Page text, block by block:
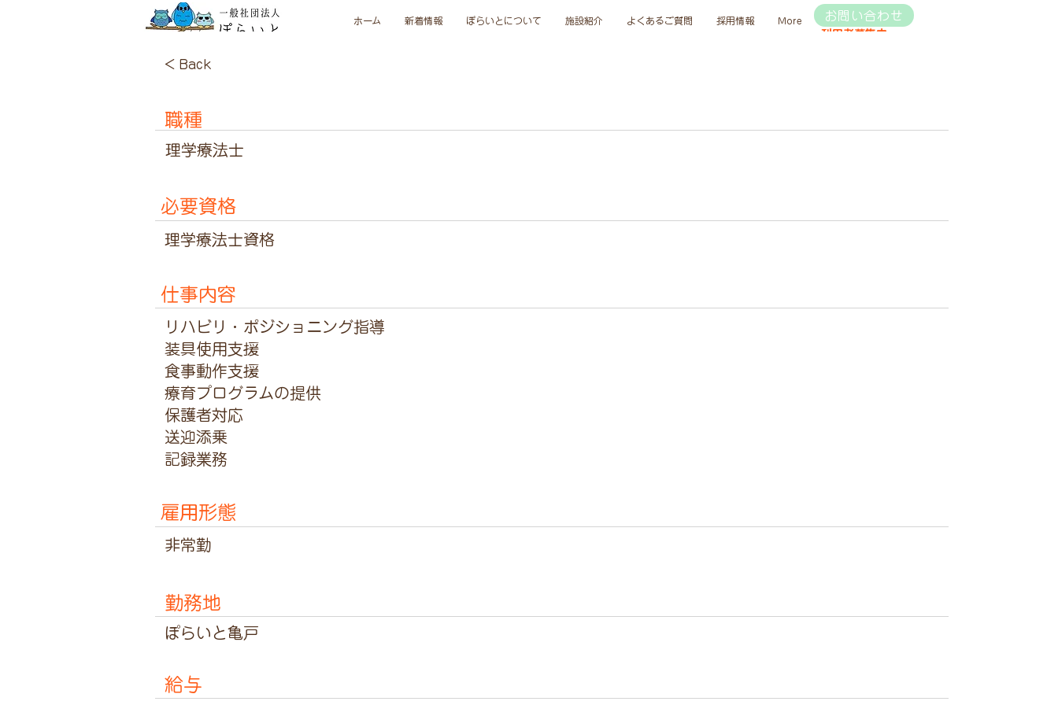
ホーム 新着情報 ぽらいとについて 施設紹介 よくあるご質問 採用情報 More お問い合わせ
利用者募集中
< Back
職種
理学療法士
必要資格
理学療法士資格
仕事内容
リハビリ・ポジショニング指導
装具使用支援
食事動作支援
療育プログラムの提供
保護者対応
送迎添乗
記録業務
雇用形態
非常勤
勤務地
ぽらいと亀戸
給与